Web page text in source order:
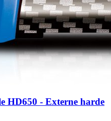
HD650 - Externe harde